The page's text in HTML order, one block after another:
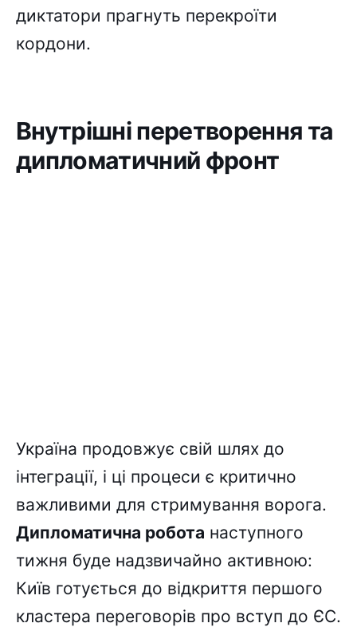
диктатори прагнуть перекроїти
кордони.
Внутрішні перетворення та
дипломатичний фронт
Україна продовжує свій шлях до
інтеграції, і ці процеси є критично
важливими для стримування ворога.
Дипломатична робота наступного
тижня буде надзвичайно активною:
Київ готується до відкриття першого
кластера переговорів про вступ до ЄС.